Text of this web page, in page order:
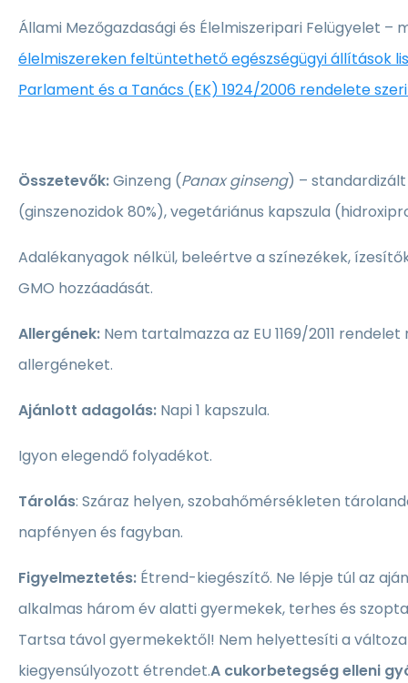
Állami Mezőgazdasági és Élelmiszeripari Felügyelet –
élelmiszereken feltüntethető egészségügyi állítások
Parlament és a Tanács (EK) 1924/2006 rendelete
Összetevők:Ginzeng (Panax ginseng) –
(ginszenozidok 80%), vegetáriánus kapszula
Adalékanyagok nélkül, beleértve a színezékek,
GMO hozzáadását.
Allergének: Nem tartalmazza az EU 1169/2011
allergéneket.
Ajánlott adagolás: Napi 1 kapszula.
Igyon elegendő folyadékot.
Tárolás: Száraz helyen, szobahőmérsékleten
napfényen és fagyban.
Figyelmeztetés: Étrend-kiegészítő. Ne lépje túl az
alkalmas három év alatti gyermekek, terhes és
Tartsa távol gyermekektől! Nem helyettesíti a
kiegyensúlyozott étrendet.A cukorbetegség elleni